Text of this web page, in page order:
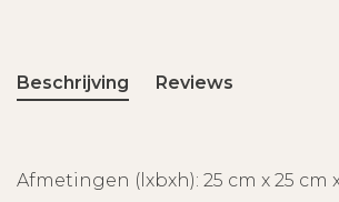
Beschrijving Reviews
Afmetingen (lxbxh): 25 cm x 25 cm